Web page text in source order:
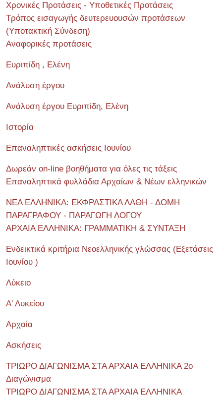
Χρονικές Προτάσεις - Υποθετικές Προτάσεις
Τρόπος εισαγωγής δευτερευουσών προτάσεων
(Υποτακτική Σύνδεση)
Αναφορικές προτάσεις
Ευριπίδη , Ελένη
Ανάλυση έργου
Ανάλυση έργου Ευριπίδη, Ελένη
Ιστορία
Επαναληπτικές ασκήσεις Ιουνίου
Δωρεάν on-line βοηθήματα για όλες τις τάξεις
Επαναληπτικά φυλλάδια Αρχαίων & Νέων ελληνικών
ΝΕΑ ΕΛΛΗΝΙΚΑ: ΕΚΦΡΑΣΤΙΚΑ ΛΑΘΗ - ΔΟΜΗ
ΠΑΡΑΓΡΑΦΟΥ - ΠΑΡΑΓΩΓΗ ΛΟΓΟΥ
ΑΡΧΑΙΑ ΕΛΛΗΝΙΚΑ: ΓΡΑΜΜΑΤΙΚΗ & ΣΥΝΤΑΞΗ
Ενδεικτικά κριτήρια Νεοελληνικής γλώσσας (Εξετάσεις
Ιουνίου )
Λύκειο
Α' Λυκείου
Αρχαία
Ασκήσεις
ΤΡΙΩΡΟ ΔΙΑΓΩΝΙΣΜΑ ΣΤΑ ΑΡΧΑΙΑ ΕΛΛΗΝΙΚΑ 2o
Διαγώνισμα
ΤΡΙΩΡΟ ΔΙΑΓΩΝΙΣΜΑ ΣΤΑ ΑΡΧΑΙΑ ΕΛΛΗΝΙΚΑ